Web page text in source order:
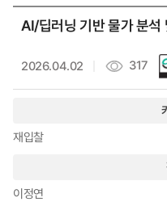
원
고
AI/딥러닝 기반 물가 분석
2026.04.02 317
재입찰
이정연